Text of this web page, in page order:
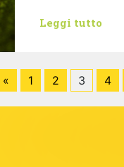
Leggi tutto
« 1 2 3 4